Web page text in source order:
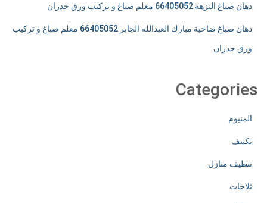
دهان صباغ النزهة 66405052 معلم صباغ و تركيب ورق جدران
دهان صباغ ضاحية مبارك العبدالله الجابر 66405052 معلم صباغ و تركيب
ورق جدران
Categories
المنيوم
تكييف
تنظيف منازل
ثلاجات